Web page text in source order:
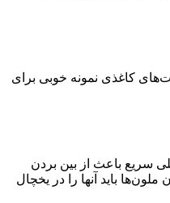
کاغذی نمونه خوبی برای
سریع باعث از بین بردن
باید آنها را در یخچال